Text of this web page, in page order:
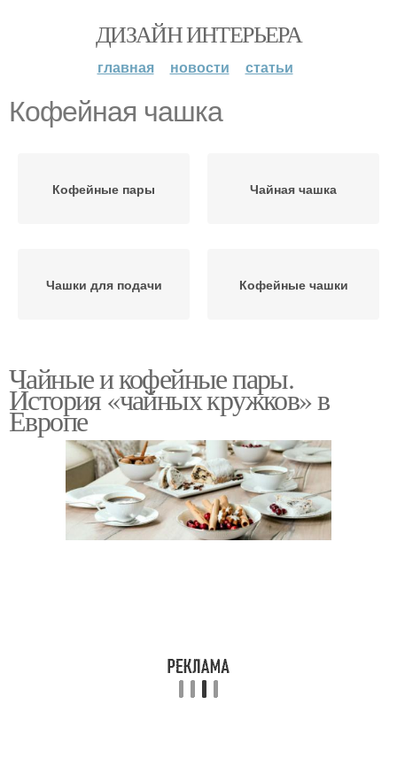
ДИЗАЙН ИНТЕРЬЕРА
главная новости статьи
Кофейная чашка
Кофейные пары Чайная чашка
Чашки для подачи Кофейные чашки
Чайные и кофейные пары.
История «чайных кружков» в
Европе